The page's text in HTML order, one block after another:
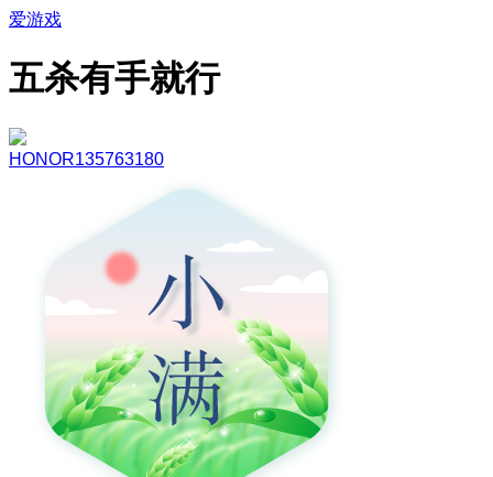
爱游戏
五杀有手就行
HONOR135763180